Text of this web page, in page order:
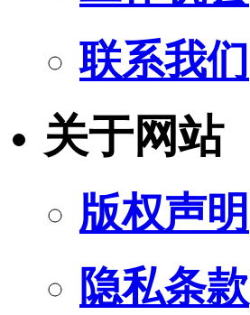
联系我们
关于网站
版权声明
隐私条款